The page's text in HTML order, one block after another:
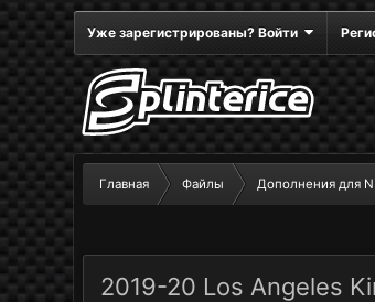
Уже зарегистрированы? Войти
Главная Файлы Дополнения для
2019-20 Los Angeles